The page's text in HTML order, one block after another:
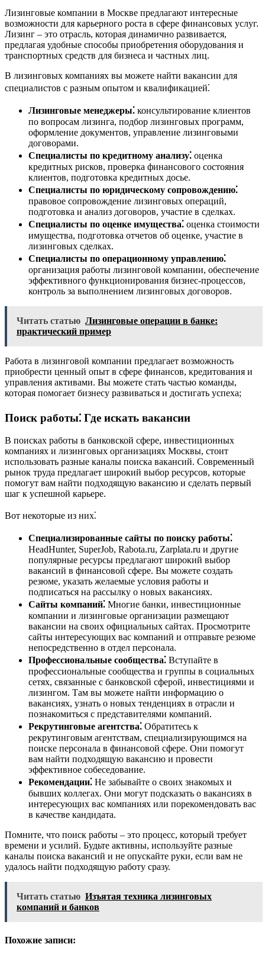
Лизинговые компании в Москве предлагают интересные
возможности для карьерного роста в сфере финансовых услуг.
Лизинг – это отрасль, которая динамично развивается,
предлагая удобные способы приобретения оборудования и
транспортных средств для бизнеса и частных лиц.
В лизинговых компаниях вы можете найти вакансии для
специалистов с разным опытом и квалификацией⁚
Лизинговые менеджеры⁚ консультирование клиентов
по вопросам лизинга, подбор лизинговых программ,
оформление документов, управление лизинговыми
договорами.
Специалисты по кредитному анализу⁚ оценка
кредитных рисков, проверка финансового состояния
клиентов, подготовка кредитных досье.
Специалисты по юридическому сопровождению⁚
правовое сопровождение лизинговых операций,
подготовка и анализ договоров, участие в сделках.
Специалисты по оценке имущества⁚ оценка стоимости
имущества, подготовка отчетов об оценке, участие в
лизинговых сделках.
Специалисты по операционному управлению⁚
организация работы лизинговой компании, обеспечение
эффективного функционирования бизнес-процессов,
контроль за выполнением лизинговых договоров.
Читать статью Лизинговые операции в банке:
практический пример
Работа в лизинговой компании предлагает возможность
приобрести ценный опыт в сфере финансов, кредитования и
управления активами. Вы можете стать частью команды,
которая помогает бизнесу развиваться и достигать успеха;
Поиск работы⁚ Где искать вакансии
В поисках работы в банковской сфере, инвестиционных
компаниях и лизинговых организациях Москвы, стоит
использовать разные каналы поиска вакансий. Современный
рынок труда предлагает широкий выбор ресурсов, которые
помогут вам найти подходящую вакансию и сделать первый
шаг к успешной карьере.
Вот некоторые из них⁚
Специализированные сайты по поиску работы⁚
HeadHunter, SuperJob, Rabota.ru, Zarplata.ru и другие
популярные ресурсы предлагают широкий выбор
вакансий в финансовой сфере. Вы можете создать
резюме, указать желаемые условия работы и
подписаться на рассылку о новых вакансиях.
Сайты компаний⁚ Многие банки, инвестиционные
компании и лизинговые организации размещают
вакансии на своих официальных сайтах. Просмотрите
сайты интересующих вас компаний и отправьте резюме
непосредственно в отдел персонала.
Профессиональные сообщества⁚ Вступайте в
профессиональные сообщества и группы в социальных
сетях, связанные с банковской сферой, инвестициями и
лизингом. Там вы можете найти информацию о
вакансиях, узнать о новых тенденциях в отрасли и
познакомиться с представителями компаний.
Рекрутинговые агентства⁚ Обратитесь к
рекрутинговым агентствам, специализирующимся на
поиске персонала в финансовой сфере. Они помогут
вам найти подходящую вакансию и провести
эффективное собеседование.
Рекомендации⁚ Не забывайте о своих знакомых и
бывших коллегах. Они могут подсказать о вакансиях в
интересующих вас компаниях или порекомендовать вас
в качестве кандидата.
Помните, что поиск работы – это процесс, который требует
времени и усилий. Будьте активны, используйте разные
каналы поиска вакансий и не опускайте руки, если вам не
удалось найти подходящую работу сразу.
Читать статью Изъятая техника лизинговых
компаний и банков
Похожие записи: